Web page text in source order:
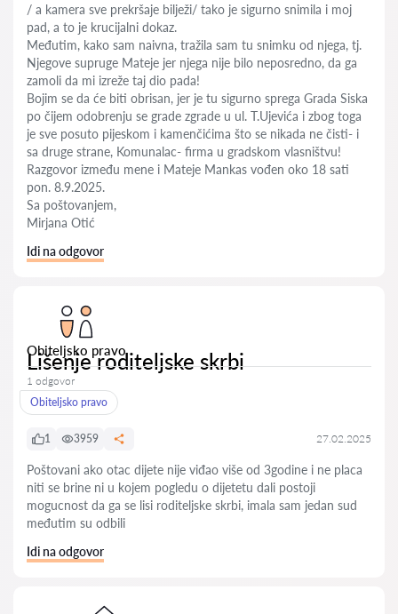
/ a kamera sve prekršaje bilježi/ tako je sigurno snimila i moj
pad, a to je krucijalni dokaz.
Međutim, kako sam naivna, tražila sam tu snimku od njega, tj.
Njegove supruge Mateje jer njega nije bilo neposredno, da ga
zamoli da mi izreže taj dio pada!
Bojim se da će biti obrisan, jer je tu sigurno sprega Grada Siska
po čijem odobrenju se grade zgrade u ul. T.Ujevića i zbog toga
je sve posuto pijeskom i kamenčićima što se nikada ne čisti- i
sa druge strane, Komunalac- firma u gradskom vlasništvu!
Razgovor između mene i Mateje Mankas vođen oko 18 sati
pon. 8.9.2025.
Sa poštovanjem,
Mirjana Otić
Idi na odgovor
Obiteljsko pravo
Lišenje roditeljske skrbi
1 odgovor
Obiteljsko pravo
1 3959 27.02.2025
Poštovani ako otac dijete nije viđao više od 3godine i ne placa
niti se brine ni u kojem pogledu o dijetetu dali postoji
mogucnost da ga se lisi roditeljske skrbi, imala sam jedan sud
međutim su odbili
Idi na odgovor